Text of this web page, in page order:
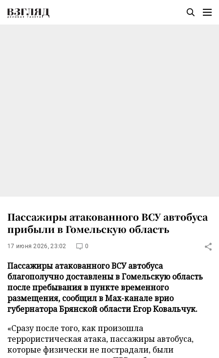
Пассажиры атакованного ВСУ автобуса
прибыли в Гомельскую область
17 июня 2026, 23:02 0
Пассажиры атакованного ВСУ автобуса
благополучно доставлены в Гомельскую область
после пребывания в пункте временного
размещения, сообщил в Max-канале врио
губернатора Брянской области Егор Ковальчук.
«Сразу после того, как произошла
террористическая атака, пассажиры автобуса,
которые физически не пострадали, были